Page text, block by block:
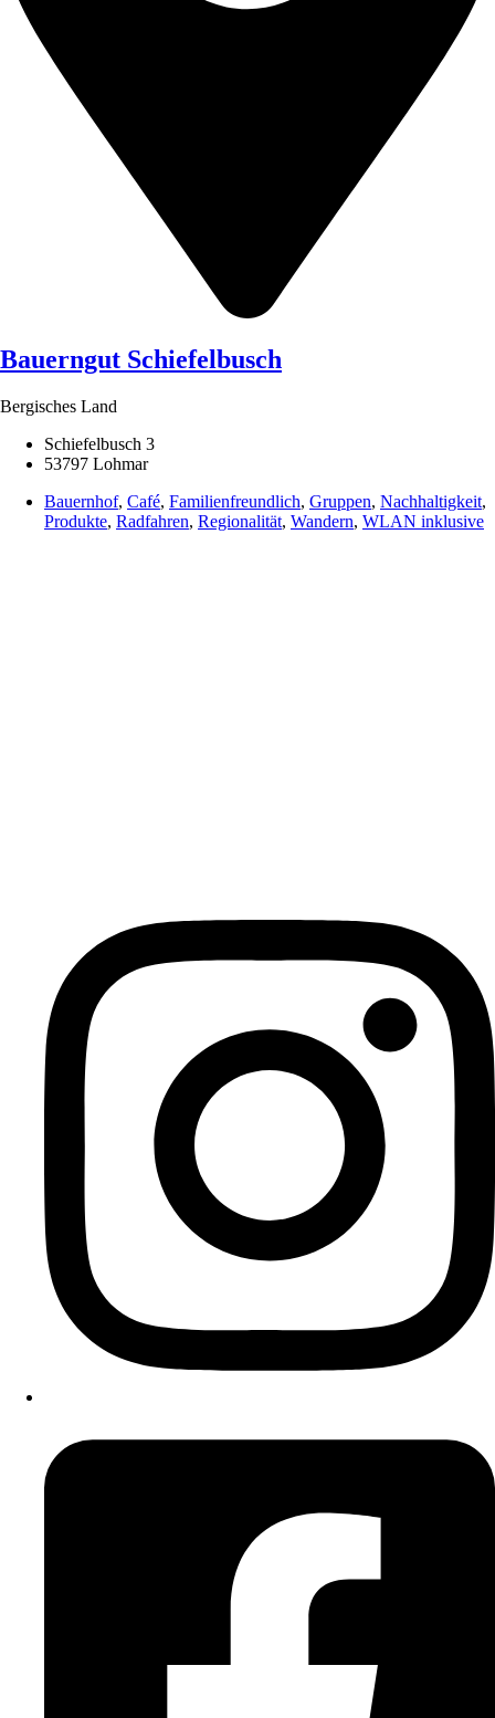
Bauerngut Schiefelbusch
Bergisches Land
Schiefelbusch 3
53797 Lohmar
Bauernhof, Café, Familienfreundlich, Gruppen, Nachhaltigkeit,
Produkte, Radfahren, Regionalität, Wandern, WLAN inklusive